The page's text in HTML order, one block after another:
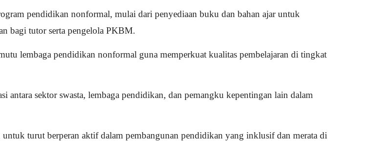
pendidikan nonformal, mulai dari penyediaan buku dan bahan ajar untuk
bagi tutor serta pengelola PKBM.
lembaga pendidikan nonformal guna memperkuat kualitas pembelajaran di tingkat
antara sektor swasta, lembaga pendidikan, dan pemangku kepentingan lain dalam
turut berperan aktif dalam pembangunan pendidikan yang inklusif dan merata di